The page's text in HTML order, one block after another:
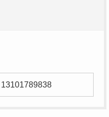
13101789838